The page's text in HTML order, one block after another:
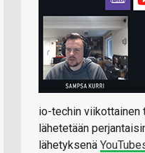
io-techin viikottainen
lähetetään
lähetyksenä